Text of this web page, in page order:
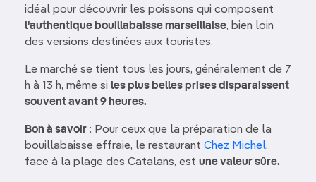
idéal pour découvrir les poissons qui composent
l'authentique bouillabaisse marseillaise, bien loin
des versions destinées aux touristes.
Le marché se tient tous les jours, généralement de 7
h à 13 h, même si les plus belles prises disparaissent
souvent avant 9 heures.
Bon à savoir : Pour ceux que la préparation de la
bouillabaisse effraie, le restaurant Chez Michel,
face à la plage des Catalans, est une valeur sûre.